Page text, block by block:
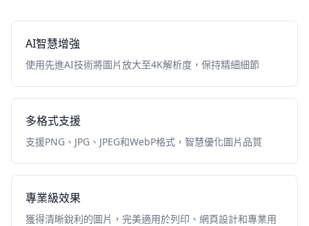
AI智慧增強
使用先進AI技術將圖片放大至4K解析度，保持精細細節
多格式支援
支援PNG、JPG、JPEG和WebP格式，智慧優化圖片品質
專業級效果
獲得清晰銳利的圖片，完美適用於列印、網頁設計和專業用